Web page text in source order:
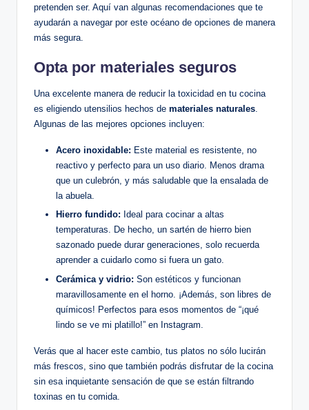
pretenden ser. Aquí van algunas recomendaciones que te
ayudarán a navegar por este océano de opciones de manera
más segura.
Opta por materiales seguros
Una excelente manera de reducir la toxicidad en tu cocina
es eligiendo utensilios hechos de materiales naturales.
Algunas de las mejores opciones incluyen:
Acero inoxidable: Este material es resistente, no
reactivo y perfecto para un uso diario. Menos drama
que un culebrón, y más saludable que la ensalada de
la abuela.
Hierro fundido: Ideal para cocinar a altas
temperaturas. De hecho, un sartén de hierro bien
sazonado puede durar generaciones, solo recuerda
aprender a cuidarlo como si fuera un gato.
Cerámica y vidrio: Son estéticos y funcionan
maravillosamente en el horno. ¡Además, son libres de
químicos! Perfectos para esos momentos de “¡qué
lindo se ve mi platillo!” en Instagram.
Verás que al hacer este cambio, tus platos no sólo lucirán
más frescos, sino que también podrás disfrutar de la cocina
sin esa inquietante sensación de que se están filtrando
toxinas en tu comida.